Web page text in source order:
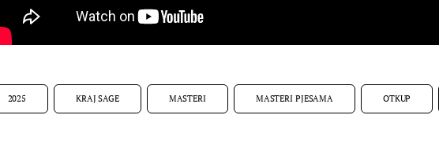
2025 KRAJ SAGE MASTERI MASTERI PJESAMA OTKUP